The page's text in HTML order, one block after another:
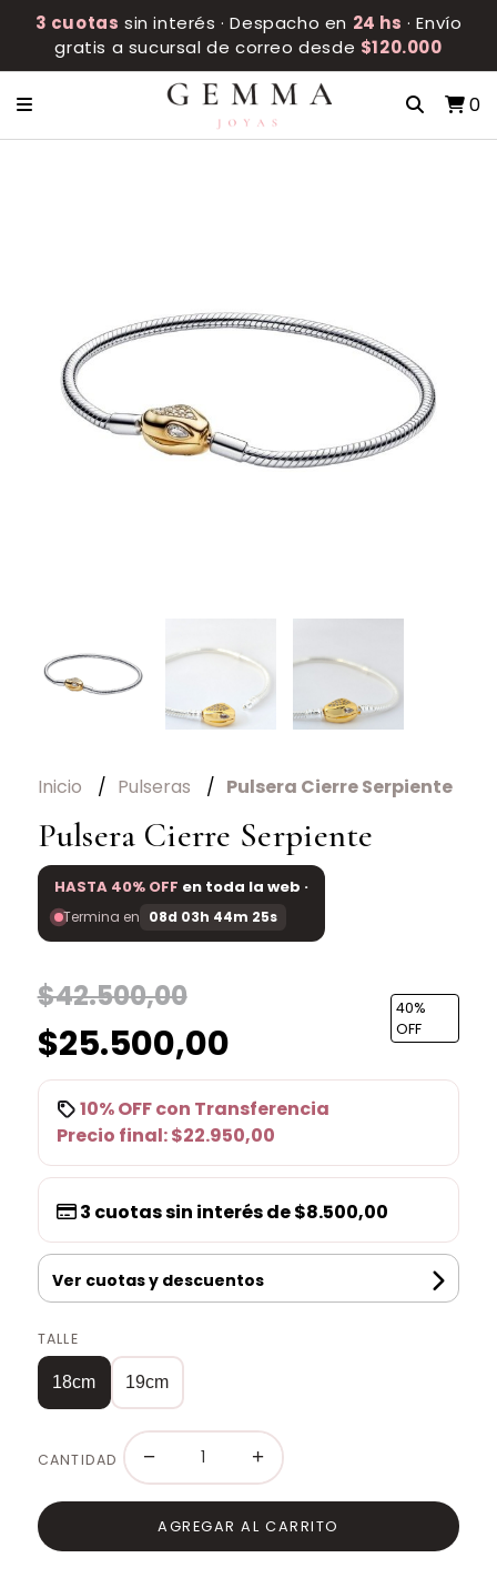
3 cuotas sin interés · Despacho en 24 hs · Envío
gratis a sucursal de correo desde $120.000
0
Inicio Pulseras Pulsera Cierre Serpiente
Pulsera Cierre Serpiente
HASTA 40% OFF en toda la web ·
Termina en 08d 03h 44m 25s
$42.500,00
$25.500,00
40%
OFF
10% OFFcon Transferencia
Precio final:$22.950,00
3 cuotas sin interés de$8.500,00
Ver cuotas y descuentos
TALLE
18cm 19cm
CANTIDAD − +
AGREGAR AL CARRITO